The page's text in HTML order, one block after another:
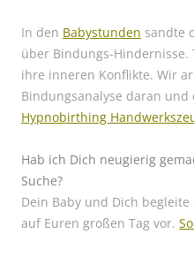
In den Babystunden sandte
über Bindungs-
ihre inneren Konflikte. Wir
Bindungsanalyse daran
Hypnobirthing
Hab ich Dich neugierig
Suche?
Dein Baby und Dich
auf Euren großen Tag vor.